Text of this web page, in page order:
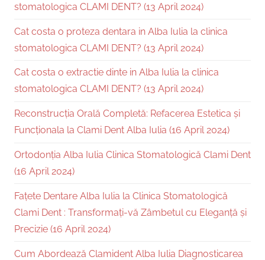
stomatologica CLAMI DENT? (13 April 2024)
Cat costa o proteza dentara in Alba Iulia la clinica
stomatologica CLAMI DENT? (13 April 2024)
Cat costa o extractie dinte in Alba Iulia la clinica
stomatologica CLAMI DENT? (13 April 2024)
Reconstrucția Orală Completă: Refacerea Estetica și
Funcționala la Clami Dent Alba Iulia (16 April 2024)
Ortodonția Alba Iulia Clinica Stomatologică Clami Dent
(16 April 2024)
Fațete Dentare Alba Iulia la Clinica Stomatologică
Clami Dent : Transformați-vă Zâmbetul cu Eleganță și
Precizie (16 April 2024)
Cum Abordează Clamident Alba Iulia Diagnosticarea